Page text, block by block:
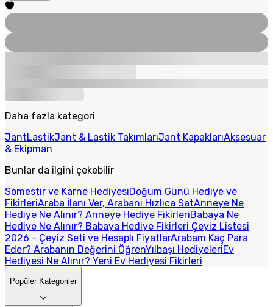
Daha fazla kategori
JantLastikJant & Lastik TakımlarıJant KapaklarıAksesuar
& Ekipman
Bunlar da ilgini çekebilir
Sömestir ve Karne HediyesiDoğum Günü Hediye ve
FikirleriAraba İlanı Ver, Arabanı Hızlıca SatAnneye Ne
Hediye Ne Alınır? Anneye Hediye FikirleriBabaya Ne
Hediye Ne Alınır? Babaya Hediye Fikirleri Çeyiz Listesi
2026 - Çeyiz Seti ve Hesaplı FiyatlarArabam Kaç Para
Eder? Arabanın Değerini ÖğrenYılbaşı HediyeleriEv
Hediyesi Ne Alınır? Yeni Ev Hediyesi Fikirleri
Popüler Kategoriler